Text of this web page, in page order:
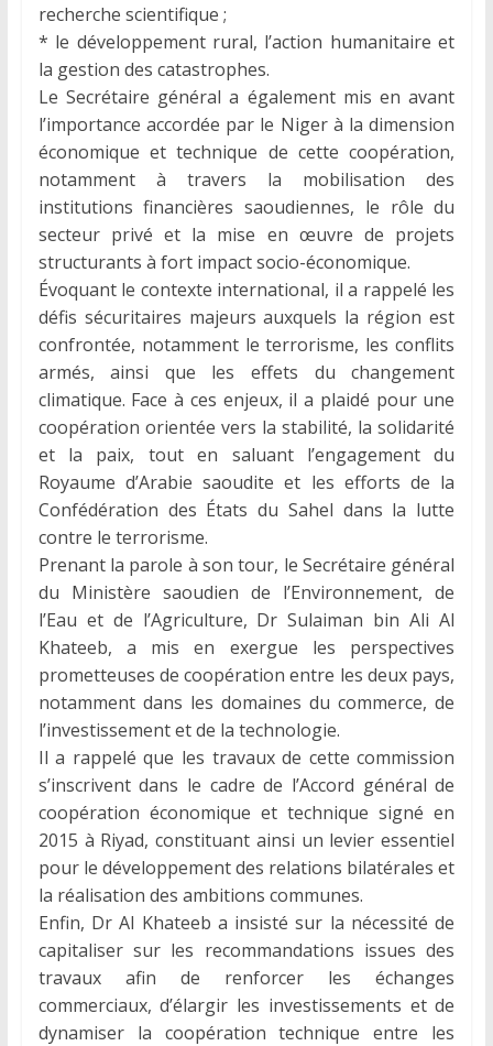
recherche scientifique ;
* le développement rural, l’action humanitaire et
la gestion des catastrophes.
Le Secrétaire général a également mis en avant
l’importance accordée par le Niger à la dimension
économique et technique de cette coopération,
notamment à travers la mobilisation des
institutions financières saoudiennes, le rôle du
secteur privé et la mise en œuvre de projets
structurants à fort impact socio-économique.
Évoquant le contexte international, il a rappelé les
défis sécuritaires majeurs auxquels la région est
confrontée, notamment le terrorisme, les conflits
armés, ainsi que les effets du changement
climatique. Face à ces enjeux, il a plaidé pour une
coopération orientée vers la stabilité, la solidarité
et la paix, tout en saluant l’engagement du
Royaume d’Arabie saoudite et les efforts de la
Confédération des États du Sahel dans la lutte
contre le terrorisme.
Prenant la parole à son tour, le Secrétaire général
du Ministère saoudien de l’Environnement, de
l’Eau et de l’Agriculture, Dr Sulaiman bin Ali Al
Khateeb, a mis en exergue les perspectives
prometteuses de coopération entre les deux pays,
notamment dans les domaines du commerce, de
l’investissement et de la technologie.
Il a rappelé que les travaux de cette commission
s’inscrivent dans le cadre de l’Accord général de
coopération économique et technique signé en
2015 à Riyad, constituant ainsi un levier essentiel
pour le développement des relations bilatérales et
la réalisation des ambitions communes.
Enfin, Dr Al Khateeb a insisté sur la nécessité de
capitaliser sur les recommandations issues des
travaux afin de renforcer les échanges
commerciaux, d’élargir les investissements et de
dynamiser la coopération technique entre les